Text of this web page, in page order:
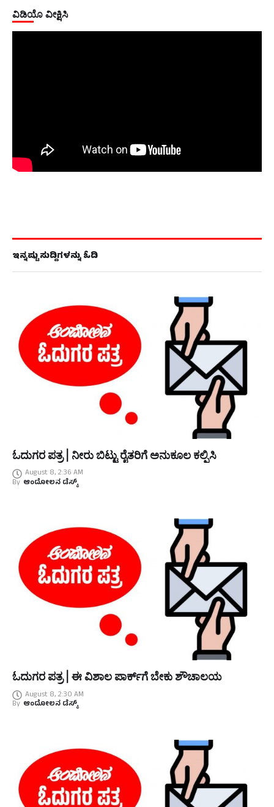
ವಿಡಿಯೊ ವೀಕ್ಷಿಸಿ
ಇನ್ನಷ್ಟು ಸುದ್ದಿಗಳನ್ನು ಓದಿ
ಓದುಗರ ಪತ್ರ | ನೀರು ಬಿಟ್ಟು ರೈತರಿಗೆ ಅನುಕೂಲ ಕಲ್ಪಿಸಿ
August 8, 2:36 AM
By ಆಂದೋಲನ ಡೆಸ್ಕ್
ಓದುಗರ ಪತ್ರ | ಈ ವಿಶಾಲ ಪಾರ್ಕ್‌ಗೆ ಬೇಕು ಶೌಚಾಲಯ
August 8, 2:30 AM
By ಆಂದೋಲನ ಡೆಸ್ಕ್